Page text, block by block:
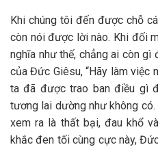
Khi chúng tôi đến được chỗ
còn nói được lời nào. Khi đối
nghĩa như thế, chẳng ai còn gì
của Đức Giêsu, “Hãy làm việc
ta đã được trao ban điều gì
tương lai dường như không
xem ra là thất bại, đau khổ
khắc đen tối cùng cực này,